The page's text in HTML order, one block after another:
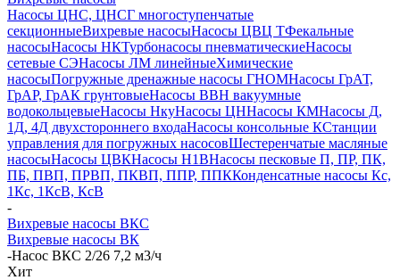
Насосы ЦНС, ЦНСГ многоступенчатые
секционныеВихревые насосыНасосы ЦВЦ ТФекальные
насосыНасосы НКТурбонасосы пневматическиеНасосы
сетевые СЭНасосы ЛМ линейныеХимические
насосыПогружные дренажные насосы ГНОМНасосы ГрАТ,
ГрАР, ГрАК грунтовыеНасосы ВВН вакуумные
водокольцевыеНасосы НкуНасосы ЦННасосы КМНасосы Д,
1Д, 4Д двухстороннего входаНасосы консольные КСтанции
управления для погружных насосовШестеренчатые масляные
насосыНасосы ЦВКНасосы Н1ВНасосы песковые П, ПР, ПК,
ПБ, ПВП, ПРВП, ПКВП, ППР, ППККонденсатные насосы Кс,
1Кс, 1КсВ, КсВ
-
Вихревые насосы ВКС
Вихревые насосы ВК
-Насос ВКС 2/26 7,2 м3/ч
Хит